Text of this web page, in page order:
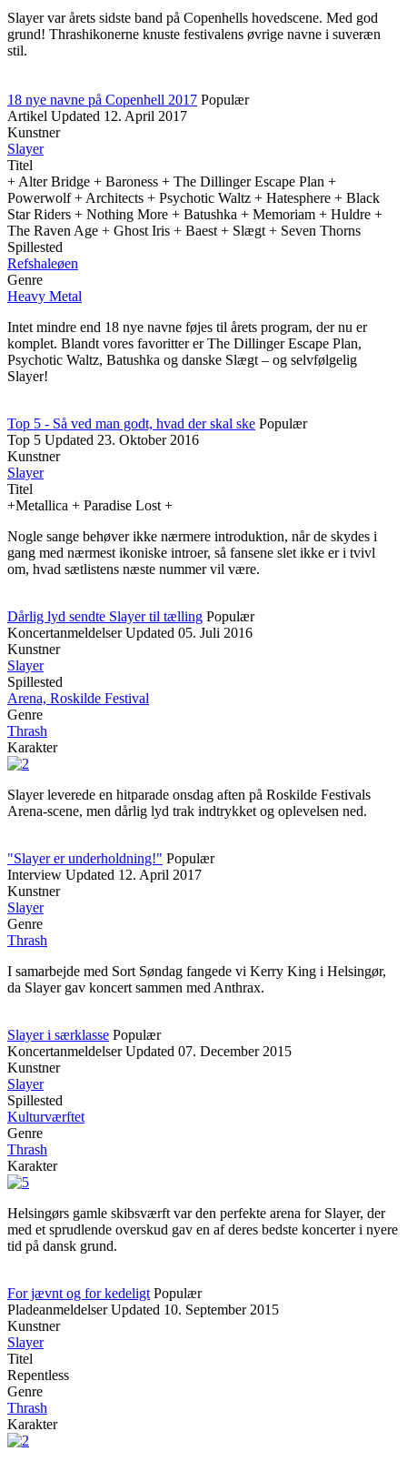
Slayer var årets sidste band på Copenhells hovedscene. Med god
grund! Thrashikonerne knuste festivalens øvrige navne i suveræn
stil.
18 nye navne på Copenhell 2017 Populær
Artikel Updated 12. April 2017
Kunstner
Slayer
Titel
+ Alter Bridge + Baroness + The Dillinger Escape Plan +
Powerwolf + Architects + Psychotic Waltz + Hatesphere + Black
Star Riders + Nothing More + Batushka + Memoriam + Huldre +
The Raven Age + Ghost Iris + Baest + Slægt + Seven Thorns
Spillested
Refshaleøen
Genre
Heavy Metal
Intet mindre end 18 nye navne føjes til årets program, der nu er
komplet. Blandt vores favoritter er The Dillinger Escape Plan,
Psychotic Waltz, Batushka og danske Slægt – og selvfølgelig
Slayer!
Top 5 - Så ved man godt, hvad der skal ske Populær
Top 5 Updated 23. Oktober 2016
Kunstner
Slayer
Titel
+Metallica + Paradise Lost +
Nogle sange behøver ikke nærmere introduktion, når de skydes i
gang med nærmest ikoniske introer, så fansene slet ikke er i tvivl
om, hvad sætlistens næste nummer vil være.
Dårlig lyd sendte Slayer til tælling Populær
Koncertanmeldelser Updated 05. Juli 2016
Kunstner
Slayer
Spillested
Arena, Roskilde Festival
Genre
Thrash
Karakter
Slayer leverede en hitparade onsdag aften på Roskilde Festivals
Arena-scene, men dårlig lyd trak indtrykket og oplevelsen ned.
"Slayer er underholdning!" Populær
Interview Updated 12. April 2017
Kunstner
Slayer
Genre
Thrash
I samarbejde med Sort Søndag fangede vi Kerry King i Helsingør,
da Slayer gav koncert sammen med Anthrax.
Slayer i særklasse Populær
Koncertanmeldelser Updated 07. December 2015
Kunstner
Slayer
Spillested
Kulturværftet
Genre
Thrash
Karakter
Helsingørs gamle skibsværft var den perfekte arena for Slayer, der
med et sprudlende overskud gav en af deres bedste koncerter i nyere
tid på dansk grund.
For jævnt og for kedeligt Populær
Pladeanmeldelser Updated 10. September 2015
Kunstner
Slayer
Titel
Repentless
Genre
Thrash
Karakter